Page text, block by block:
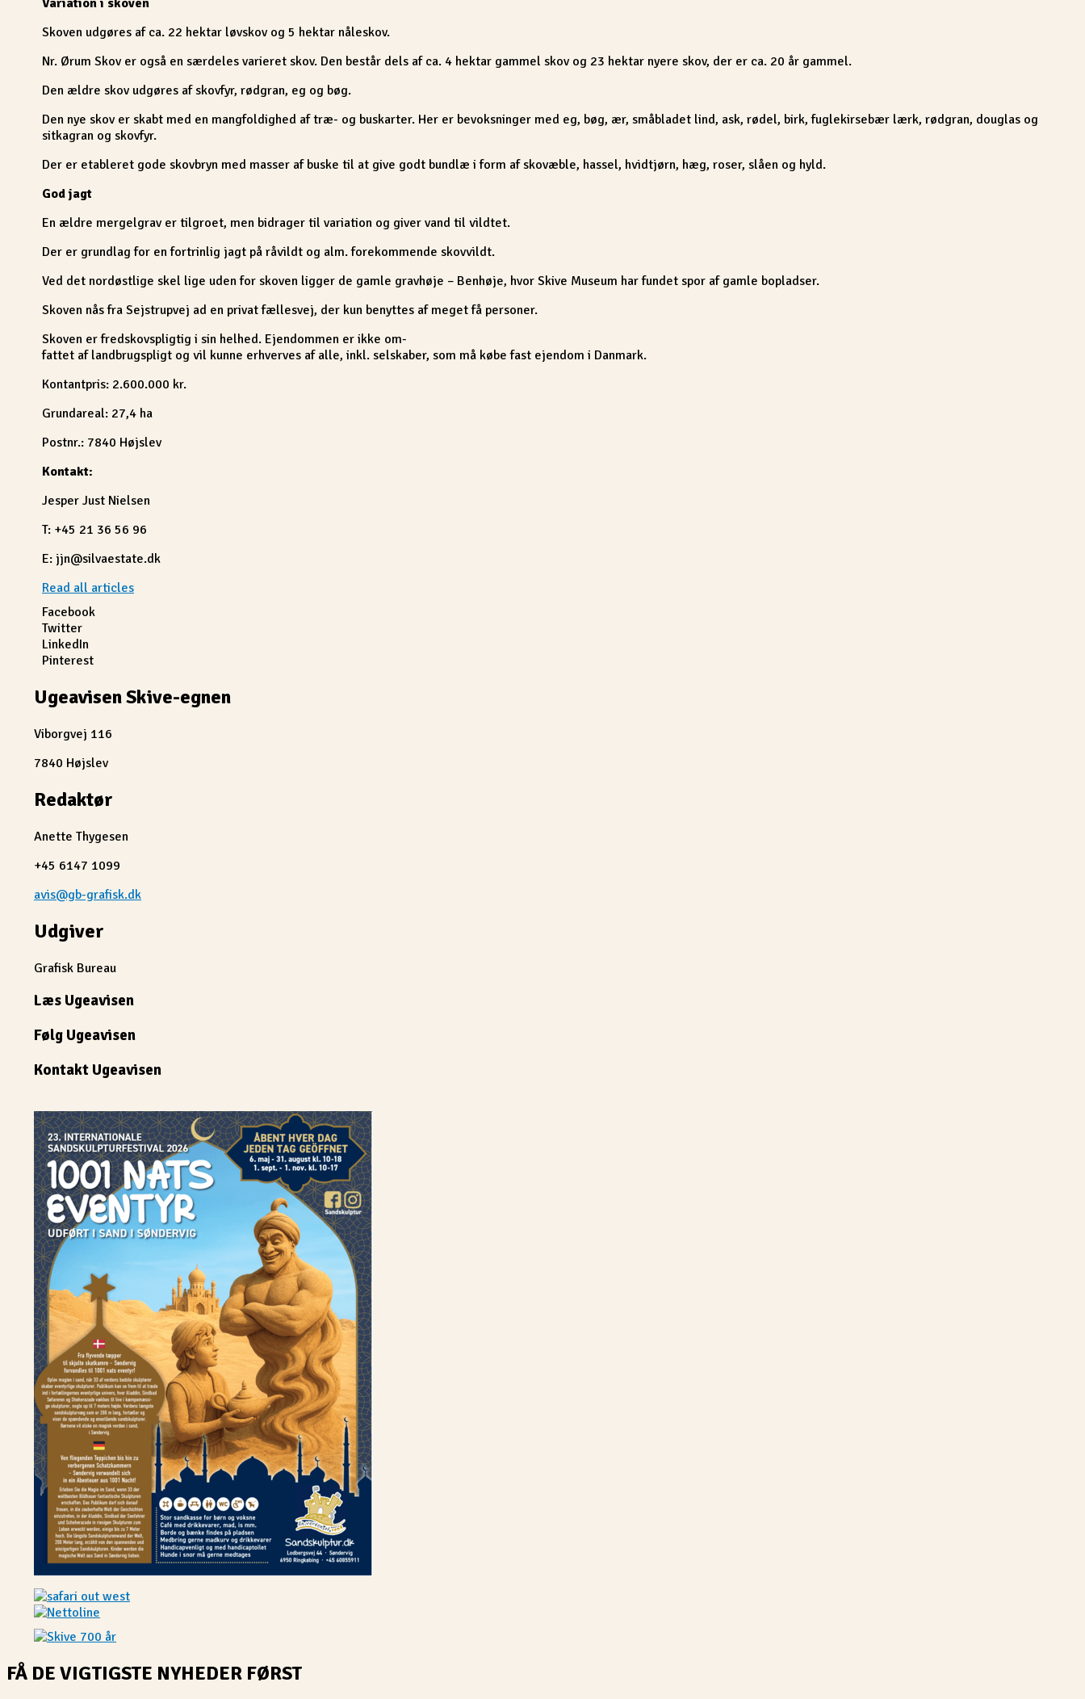
Skoven udgøres af ca. 22 hektar løvskov og 5 hektar nåleskov.
Nr. Ørum Skov er også en særdeles varieret skov. Den består dels af ca. 4 hektar gammel skov og 23 hektar nyere skov, der er ca. 20 år gammel.
Den ældre skov udgøres af skovfyr, rødgran, eg og bøg.
Den nye skov er skabt med en mangfoldighed af træ- og buskarter. Her er bevoksninger med eg, bøg, ær, småbladet lind, ask, rødel, birk, fuglekirsebær lærk, rødgran, douglas og
sitkagran og skovfyr.
Der er etableret gode skovbryn med masser af buske til at give godt bundlæ i form af skovæble, hassel, hvidtjørn, hæg, roser, slåen og hyld.
God jagt
En ældre mergelgrav er tilgroet, men bidrager til variation og giver vand til vildtet.
Der er grundlag for en fortrinlig jagt på råvildt og alm. forekommende skovvildt.
Ved det nordøstlige skel lige uden for skoven ligger de gamle gravhøje – Benhøje, hvor Skive Museum har fundet spor af gamle bopladser.
Skoven nås fra Sejstrupvej ad en privat fællesvej, der kun benyttes af meget få personer.
Skoven er fredskovspligtig i sin helhed. Ejendommen er ikke om-
fattet af landbrugspligt og vil kunne erhverves af alle, inkl. selskaber, som må købe fast ejendom i Danmark.
Kontantpris: 2.600.000 kr.
Grundareal: 27,4 ha
Postnr.: 7840 Højslev
Kontakt:
Jesper Just Nielsen
T: +45 21 36 56 96
E: jjn@silvaestate.dk
Read all articles
Facebook
Twitter
LinkedIn
Pinterest
Ugeavisen Skive-egnen
Viborgvej 116
7840 Højslev
Redaktør
Anette Thygesen
+45 6147 1099
avis@gb-grafisk.dk
Udgiver
Grafisk Bureau
Læs Ugeavisen
Følg Ugeavisen
Kontakt Ugeavisen
FÅ DE VIGTIGSTE NYHEDER FØRST